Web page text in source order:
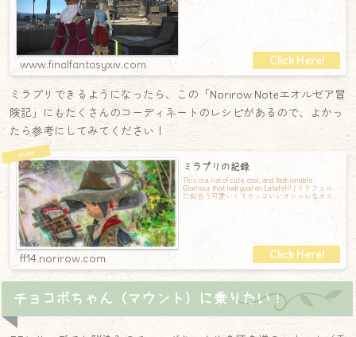
www.finalfantasyxiv.com
ミラプリできるようになったら、この「Norirow Noteエオルゼア冒
険記」にもたくさんのコーディネートのレシピがあるので、よかっ
たら参考にしてみてください！
ミラプリの記録
This is a list of cute, cool, and fashionable
Glamour that look good on Lalafell! / ララフェル
に似合う可愛いくてカッコいいオシャレなオス
ff14.norirow.com
チョコボちゃん（マウント）に乗りたい！